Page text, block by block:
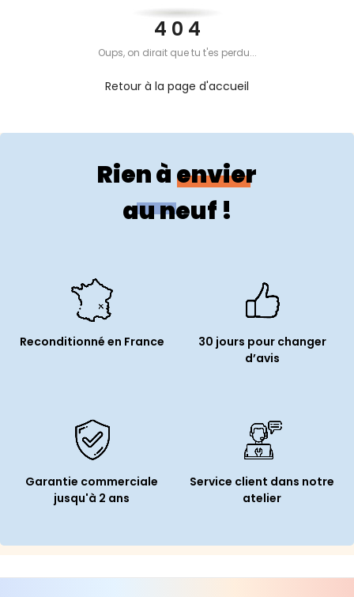
4 0 4
Oups, on dirait que tu t'es perdu...
Retour à la page d'accueil
Rien à envier
au neuf !
Reconditionné en France
30 jours pour changer
d’avis
Garantie commerciale
jusqu'à 2 ans
Service client dans notre
atelier